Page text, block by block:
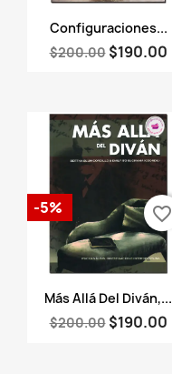
Vista rápida
Configuraciones...
$200.00 $190.00
Vista rápida
Más Allá Del Diván,...
$200.00 $190.00
-5% favorite_border